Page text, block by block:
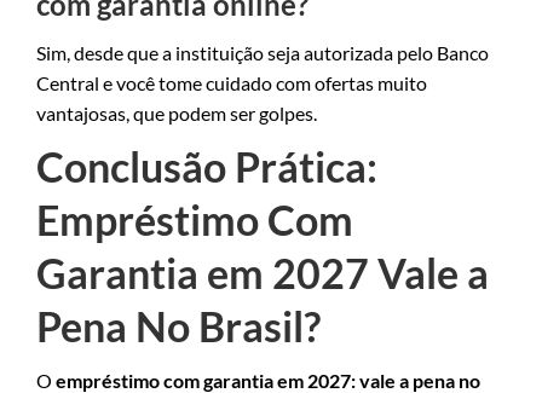
Sim, desde que a instituição seja autorizada pelo Banco
Central e você tome cuidado com ofertas muito
vantajosas, que podem ser golpes.
Conclusão Prática:
Empréstimo Com
Garantia em 2027 Vale a
Pena No Brasil?
O empréstimo com garantia em 2027: vale a pena no